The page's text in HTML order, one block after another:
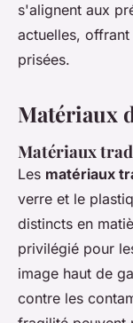
s'alignent aux
actuelles,
prisées.
Matériaux
Matériaux
Les matériaux
verre et le
distincts en
privilégié pour
image haut de
contre les